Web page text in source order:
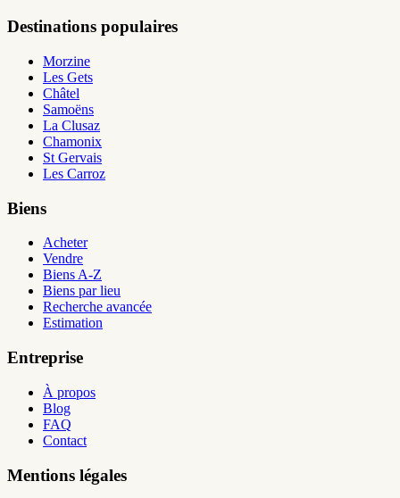
Destinations populaires
Morzine
Les Gets
Châtel
Samoëns
La Clusaz
Chamonix
St Gervais
Les Carroz
Biens
Acheter
Vendre
Biens A-Z
Biens par lieu
Recherche avancée
Estimation
Entreprise
À propos
Blog
FAQ
Contact
Mentions légales